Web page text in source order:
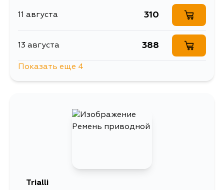
11 августа 310
13 августа 388
406
Показать еще 4
Trialli